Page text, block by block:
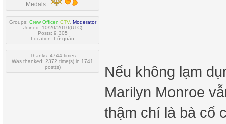
Medals:
Groups: Crew Officer, CTV, Moderator
Joined: 10/20/2010(UTC)
Posts: 9,305
Location: Lữ quán
Thanks: 4744 times
Was thanked: 2372 time(s) in 1741
post(s)
Nếu không lạm
Marilyn Monroe
thậm chí là bà cố